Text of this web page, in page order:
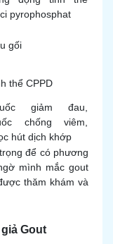
pyrophosphat
gối
thể CPPD
giảm đau,
chống viêm,
hút dịch khớp
để có phương
mình mắc gout
thăm khám và
Gout